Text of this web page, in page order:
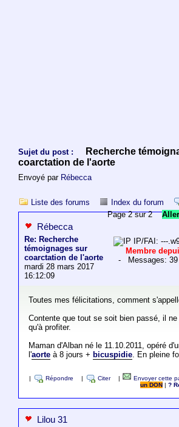
Sujet du post :
Recherche
coarctation de l'aorte
Envoyé par Rébecca
Liste des forums Index du forum
Page 2 sur 2
Rébecca
Re: Recherche
témoignages sur
coarctation de l'aorte
mardi 28 mars 2017
16:12:09
IP/FAI: ---
Membre
- Messages: 39
Toutes mes félicitations, comment
Contente que tout se soit bien passé, il
qu'à profiter.
Maman d'Alban né le 11.10.2011, opéré
l'aorteà 8 jours + bicuspidie. En pleine
Répondre Citer Envoyer cette
un DON
|?
Lilou 31